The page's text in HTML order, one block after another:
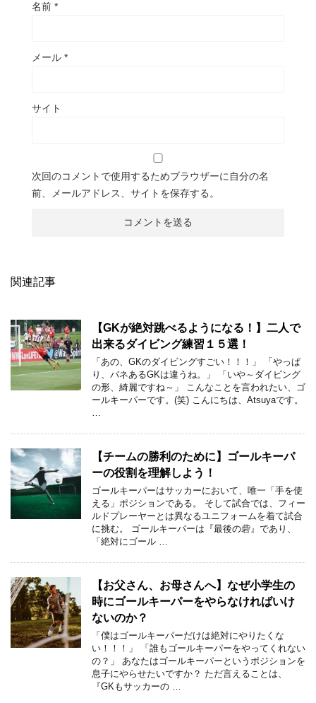
名前 *
メール *
サイト
次回のコメントで使用するためブラウザーに自分の名
前、メールアドレス、サイトを保存する。
関連記事
【GKが絶対跳べるようになる！】二人で
出来るダイビング練習１５選！
「あの、GKのダイビングすごい！！！」 「やっぱ
り、バネあるGKは違うね。」 「いや～ダイビング
の形、綺麗ですね～」 こんなことを言われたい、ゴ
ールキーパーです。(笑) こんにちは、Atsuyaです。
【チームの勝利のために】ゴールキーパ
ーの役割を理解しよう！
ゴールキーパーはサッカーにおいて、唯一「手を使
える」ポジションである。 そして試合では、フィー
ルドプレーヤーとは異なるユニフォームを着て試合
に挑む。 ゴールキーパーは『最後の砦』であり、
「絶対にゴール …
【お父さん、お母さんへ】なぜ小学生の
時にゴールキーパーをやらなければいけ
ないのか？
「僕はゴールキーパーだけは絶対にやりたくな
い！！！」 「誰もゴールキーパーをやってくれない
の？」 あなたはゴールキーパーというポジションを
息子にやらせたいですか？ ただ言えることは、
『GKもサッカーの …